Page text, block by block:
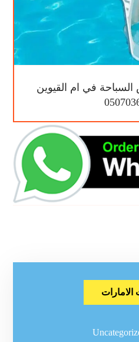
في ام القيوين